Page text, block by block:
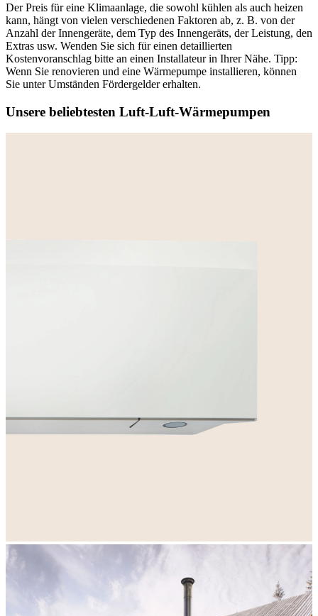
Der Preis für eine Klimaanlage, die sowohl kühlen als auch heizen
kann, hängt von vielen verschiedenen Faktoren ab, z. B. von der
Anzahl der Innengeräte, dem Typ des Innengeräts, der Leistung, den
Extras usw. Wenden Sie sich für einen detaillierten
Kostenvoranschlag bitte an einen Installateur in Ihrer Nähe. Tipp:
Wenn Sie renovieren und eine Wärmepumpe installieren, können
Sie unter Umständen Fördergelder erhalten.
Unsere beliebtesten Luft-Luft-Wärmepumpen